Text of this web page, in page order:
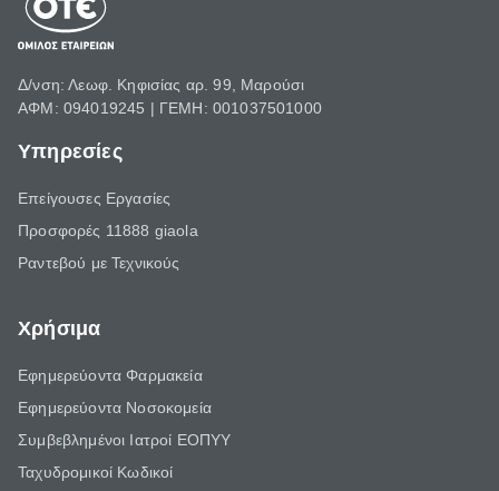
Δ/νση: Λεωφ. Κηφισίας αρ. 99, Μαρούσι
ΑΦΜ: 094019245 | ΓΕΜΗ: 001037501000
Υπηρεσίες
Επείγουσες Εργασίες
Προσφορές 11888 giaola
Ραντεβού με Τεχνικούς
Χρήσιμα
Εφημερεύοντα Φαρμακεία
Εφημερεύοντα Νοσοκομεία
Συμβεβλημένοι Ιατροί ΕΟΠΥΥ
Ταχυδρομικοί Κωδικοί